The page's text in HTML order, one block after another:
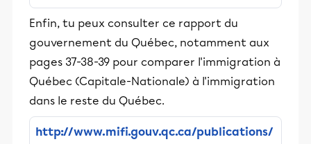
significatifs de l’élection du 1er octobre
en raison des positions divergentes des
principaux partis.
Enfin, tu peux consulter ce rapport du
gouvernement du Québec, notamment aux
pages 37-38-39 pour comparer l'immigration à
Québec (Capitale-Nationale) à l'immigration
dans le reste du Québec.
http://www.mifi.gouv.qc.ca/publications/